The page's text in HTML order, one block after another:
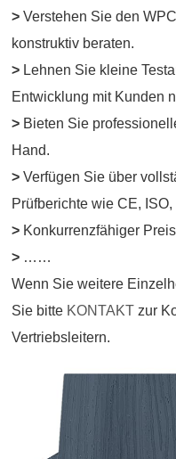
> Verstehen Sie den
konstruktiv beraten.
> Lehnen Sie kleine
Entwicklung mit Kunden
> Bieten Sie
Hand.
> Verfügen Sie über
Prüfberichte wie CE,
> Konkurrenzfähiger
> ……
Wenn Sie weitere
Sie bitte KONTAKT zur
Vertriebsleitern.